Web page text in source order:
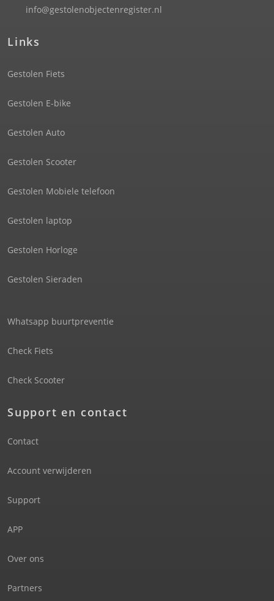
info@gestolenobjectenregister.nl
Links
Gestolen Fiets
Gestolen E-bike
Gestolen Auto
Gestolen Scooter
Gestolen Mobiele telefoon
Gestolen laptop
Gestolen Horloge
Gestolen Sieraden
Whatsapp buurtpreventie
Check Fiets
Check Scooter
Support en contact
Contact
Account verwijderen
Support
APP
Over ons
Partners